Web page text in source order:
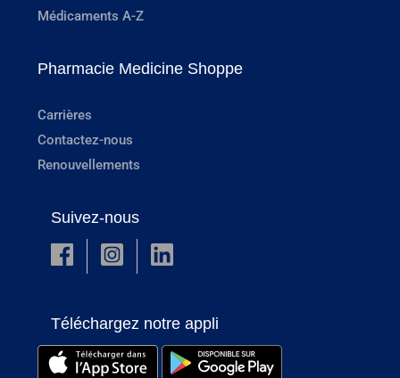
Médicaments A-Z
Pharmacie Medicine Shoppe
Carrières
Contactez-nous
Renouvellements
Suivez-nous
Téléchargez notre appli